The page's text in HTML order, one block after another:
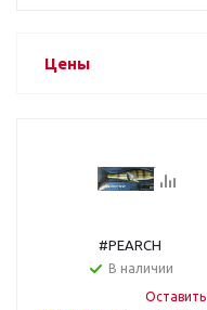
Цены
#PEARCH
В наличии
Оставить